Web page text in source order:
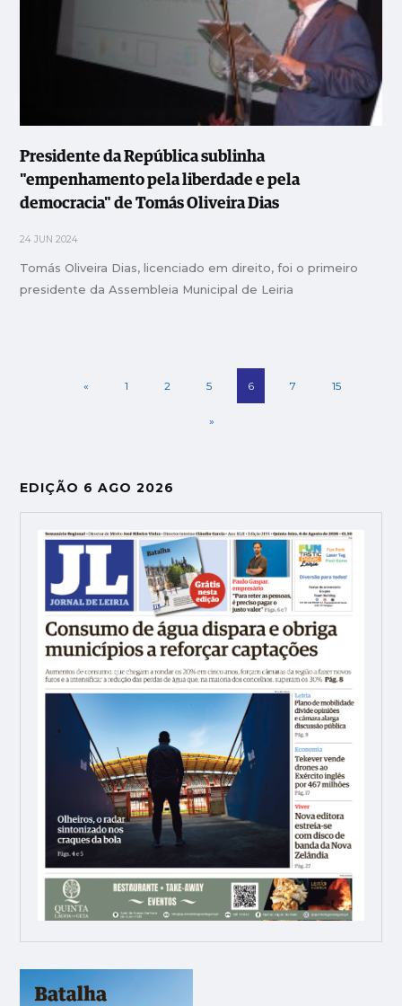
Presidente da República sublinha
"empenhamento pela liberdade e pela
democracia" de Tomás Oliveira Dias
24 JUN 2024
Tomás Oliveira Dias, licenciado em direito, foi o primeiro
presidente da Assembleia Municipal de Leiria
« 1 2 5 6 7 15
»
EDIÇÃO 6 AGO 2026